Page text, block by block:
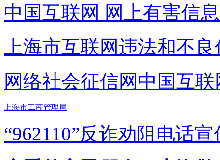
中国互联网 网上有害信
上海市互联网违法和不
网络社会征信网 中国互
上海市工商管理局
“962110”反诈劝阻电话宣